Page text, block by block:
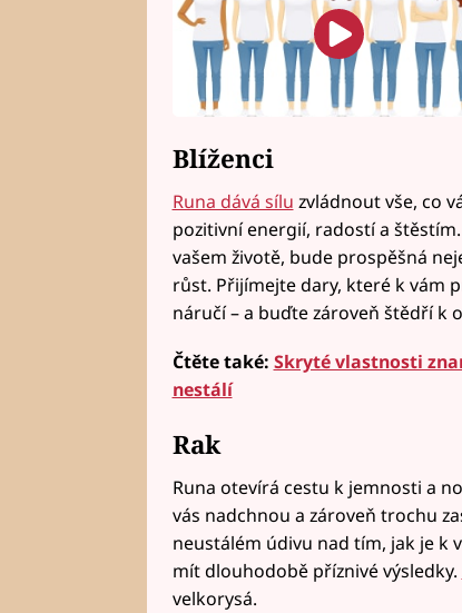
Blíženci
Runa dává sílu zvládnout vše, co
pozitivní energií, radostí a
vašem životě, bude prospěšná
růst. Přijímejte dary, které k vám
náručí – a buďte zároveň štědří k
Čtěte také: Skryté vlastnosti
nestálí
Rak
Runa otevírá cestu k jemnosti a
vás nadchnou a zároveň trochu
neustálém údivu nad tím, jak je k
mít dlouhodobě příznivé výsledky.
velkorysá.